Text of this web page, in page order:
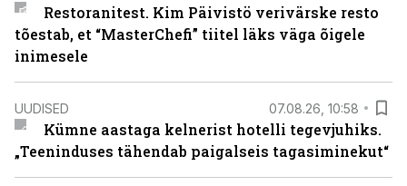
Restoranitest. Kim Päivistö verivärske resto
tõestab, et “MasterChefi” tiitel läks väga õigele
inimesele
UUDISED 07.08.26, 10:58
Kümne aastaga kelnerist hotelli tegevjuhiks.
„Teeninduses tähendab paigalseis tagasiminekut“